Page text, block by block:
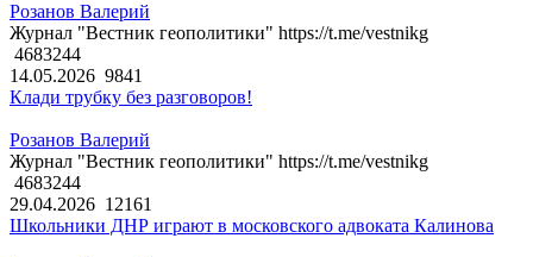
Розанов Валерий
Журнал "Вестник геополитики" https://t.me/vestnikg
4683244
14.05.2026 9841
Клади трубку без разговоров!
Розанов Валерий
Журнал "Вестник геополитики" https://t.me/vestnikg
4683244
29.04.2026 12161
Школьники ДНР играют в московского адвоката Калинова